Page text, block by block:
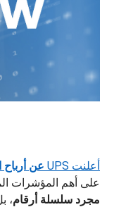
أعلنت UPS عن أرباح
على أهم المؤشرات
مجرد سلسلة أرقام،